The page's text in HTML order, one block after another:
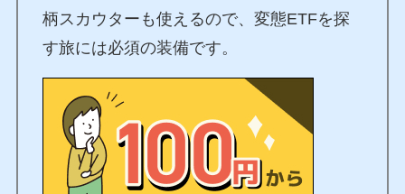
柄スカウターも使えるので、変態ETFを探
す旅には必須の装備です。